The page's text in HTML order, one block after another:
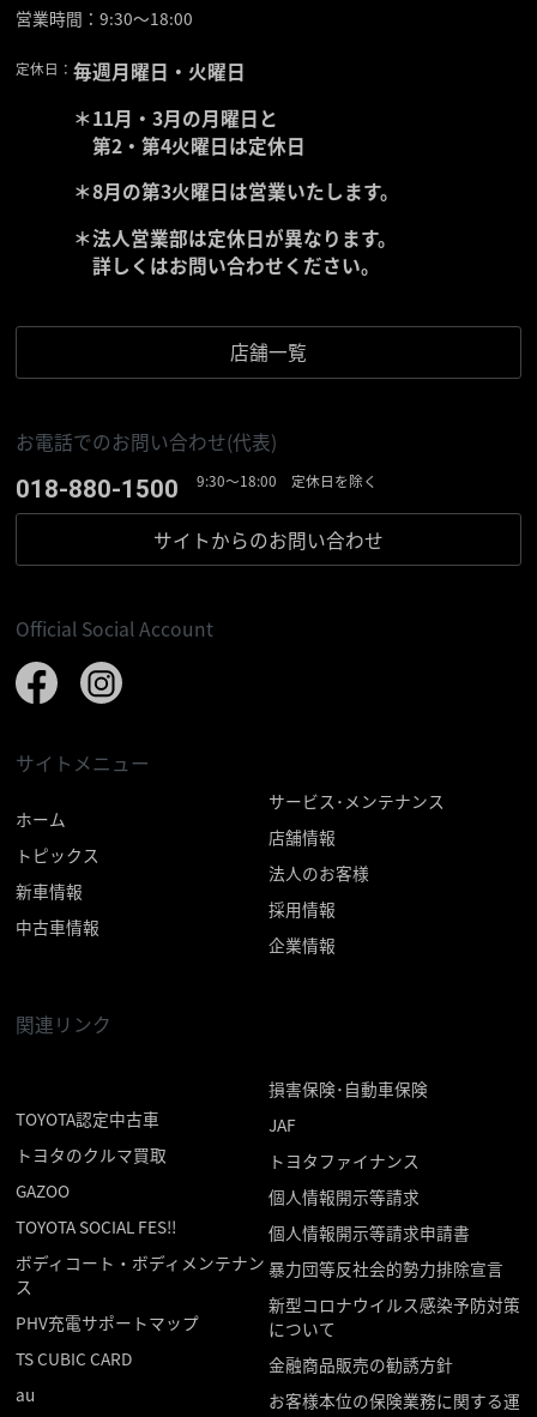
営業時間：9:30〜18:00
定休日：毎週月曜日・火曜日
＊11月・3月の月曜日と
第2・第4火曜日は定休日
＊8月の第3火曜日は営業いたします。
＊法人営業部は定休日が異なります。
詳しくはお問い合わせください。
店舗一覧
お電話でのお問い合わせ(代表)
018-880-1500 9:30〜18:00 定休日を除く
サイトからのお問い合わせ
Official Social Account
サイトメニュー
ホーム
トピックス
新車情報
中古車情報
サービス･メンテナンス
店舗情報
法人のお客様
採用情報
企業情報
関連リンク
TOYOTA認定中古車
トヨタのクルマ買取
GAZOO
TOYOTA SOCIAL FES!!
ボディコート・ボディメンテナン
ス
PHV充電サポートマップ
TS CUBIC CARD
au
損害保険･自動車保険
JAF
トヨタファイナンス
個人情報開示等請求
個人情報開示等請求申請書
暴力団等反社会的勢力排除宣言
新型コロナウイルス感染予防対策
について
金融商品販売の勧誘方針
お客様本位の保険業務に関する運